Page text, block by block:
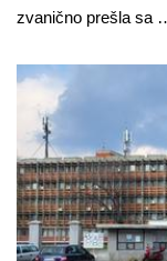
zvanično prešla sa